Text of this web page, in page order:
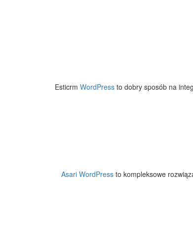
Esticrm WordPressto dobry sposób na
Asari WordPress to kompleksowe